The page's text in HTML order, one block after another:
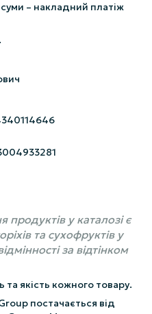
– накладний платіж
у каталозі є
та сухофруктів у
за відтінком
та якість кожного товару.
постачається від